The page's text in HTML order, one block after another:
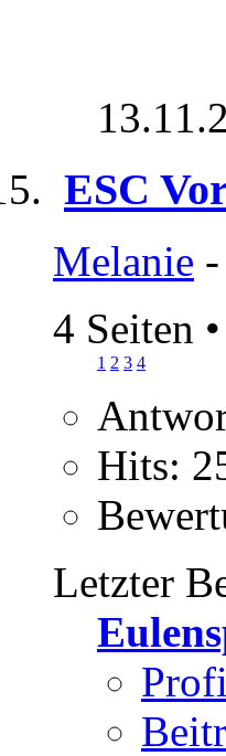
ESC
Melanie
4 Seiten •
1 2 3 4
Hits:
Letzter